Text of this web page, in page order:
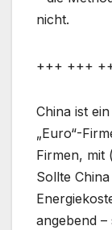
nicht.
+++ +++
China ist
„Euro“-
Firmen, mit
Sollte
angebend